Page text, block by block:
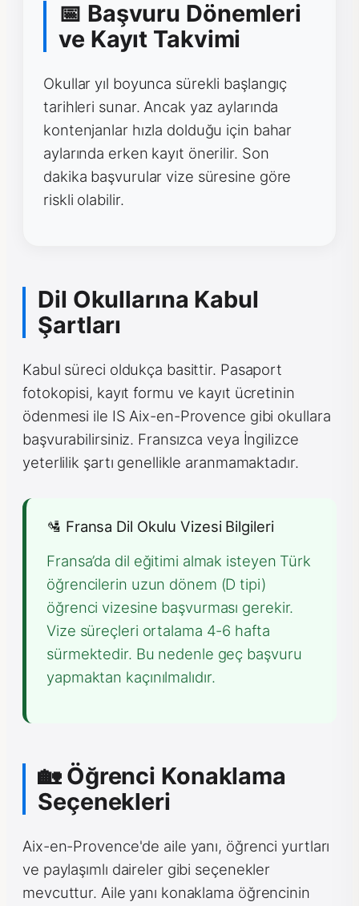
📅 Başvuru Dönemleri
ve Kayıt Takvimi
Okullar yıl boyunca sürekli başlangıç
tarihleri sunar. Ancak yaz aylarında
kontenjanlar hızla dolduğu için bahar
aylarında erken kayıt önerilir. Son
dakika başvurular vize süresine göre
riskli olabilir.
Dil Okullarına Kabul
Şartları
Kabul süreci oldukça basittir. Pasaport
fotokopisi, kayıt formu ve kayıt ücretinin
ödenmesi ile IS Aix-en-Provence gibi okullara
başvurabilirsiniz. Fransızca veya İngilizce
yeterlilik şartı genellikle aranmamaktadır.
🛂 Fransa Dil Okulu Vizesi Bilgileri
Fransa’da dil eğitimi almak isteyen Türk
öğrencilerin uzun dönem (D tipi)
öğrenci vizesine başvurması gerekir.
Vize süreçleri ortalama 4-6 hafta
sürmektedir. Bu nedenle geç başvuru
yapmaktan kaçınılmalıdır.
🏡 Öğrenci Konaklama
Seçenekleri
Aix-en-Provence'de aile yanı, öğrenci yurtları
ve paylaşımlı daireler gibi seçenekler
mevcuttur. Aile yanı konaklama öğrencinin